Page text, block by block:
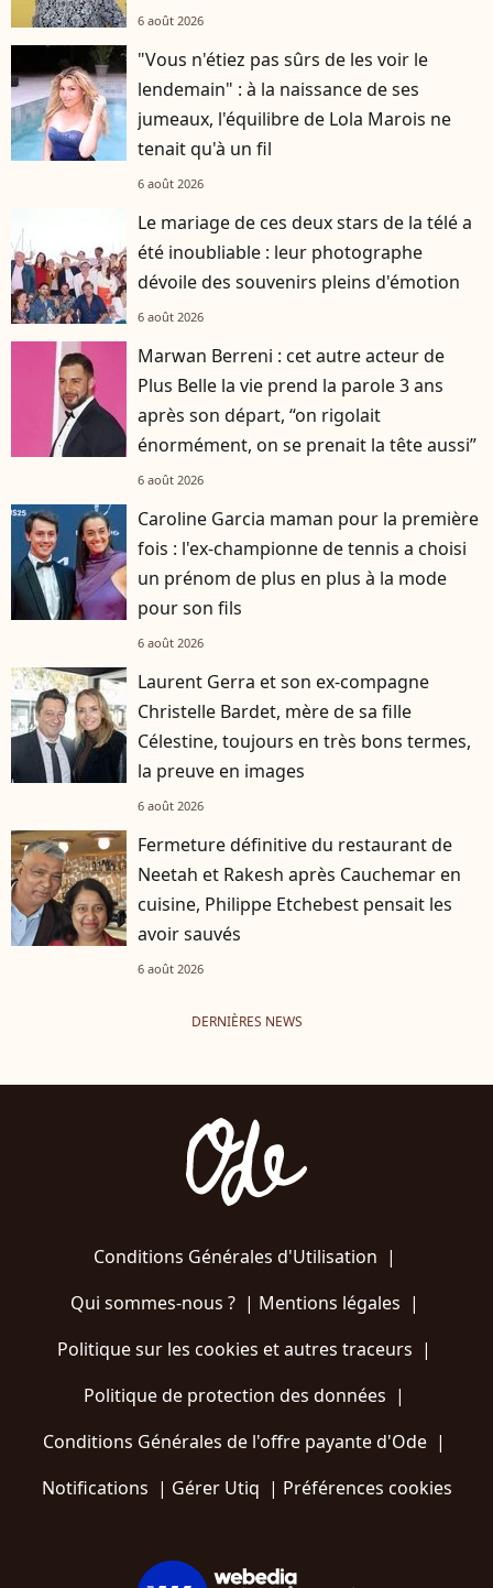
6 août 2026
"Vous n'étiez pas sûrs de les voir le
lendemain" : à la naissance de ses
jumeaux, l'équilibre de Lola Marois ne
tenait qu'à un fil
6 août 2026
Le mariage de ces deux stars de la télé a
été inoubliable : leur photographe
dévoile des souvenirs pleins d'émotion
6 août 2026
Marwan Berreni : cet autre acteur de
Plus Belle la vie prend la parole 3 ans
après son départ, “on rigolait
énormément, on se prenait la tête aussi”
6 août 2026
Caroline Garcia maman pour la première
fois : l'ex-championne de tennis a choisi
un prénom de plus en plus à la mode
pour son fils
6 août 2026
Laurent Gerra et son ex-compagne
Christelle Bardet, mère de sa fille
Célestine, toujours en très bons termes,
la preuve en images
6 août 2026
Fermeture définitive du restaurant de
Neetah et Rakesh après Cauchemar en
cuisine, Philippe Etchebest pensait les
avoir sauvés
6 août 2026
DERNIÈRES NEWS
Conditions Générales d'Utilisation |
Qui sommes-nous ?| Mentions légales |
Politique sur les cookies et autres traceurs |
Politique de protection des données |
Conditions Générales de l'offre payante d'Ode |
Notifications | Gérer Utiq | Préférences cookies